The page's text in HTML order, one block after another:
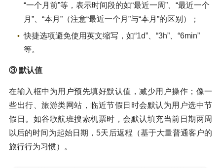
“一个月前”等，表示时间段的如“最近一周”、“最近一个
月”、“本月”（注意“最近一个月”与“本月”的区别）；
快捷选项避免使用英文缩写，如“1d”、“3h”、“6min”
等。
③ 默认值
在输入框中为用户预先填好默认值，减少用户操作；像一
些出行、旅游类网站，临近节假日时会默认为用户选中节
假日。如谷歌航班搜索机票时，会默认填充当前日期两周
以后的时间为起始日期，5天后返程（基于大量普通客户的
旅行行为习惯）。